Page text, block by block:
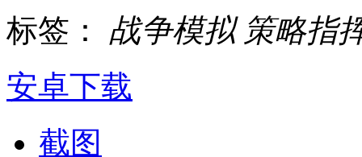
标签： 战争模拟 策略指
安卓下载
截图